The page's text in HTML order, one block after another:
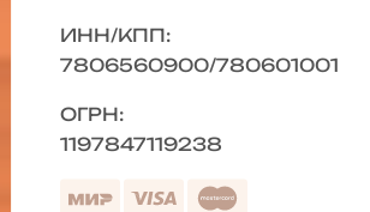
ИНН/КПП:
7806560900/780601001
ОГРН:
1197847119238